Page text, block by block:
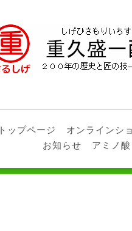
トップページ オンラインシ
お知らせ
アミノ